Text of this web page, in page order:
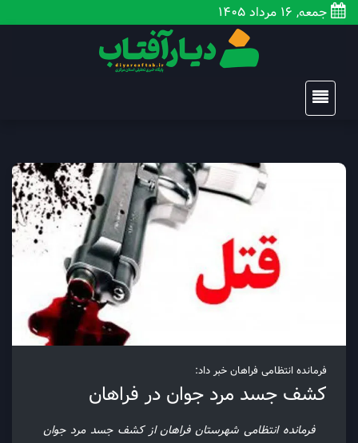
جمعه, 16 مرداد 1405
فرمانده انتظامی فراهان خبر داد:
کشف جسد مرد جوان در فراهان
فرمانده انتظامی شهرستان فراهان از کشف جسد مرد جوان